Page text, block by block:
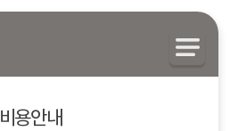
비용안내